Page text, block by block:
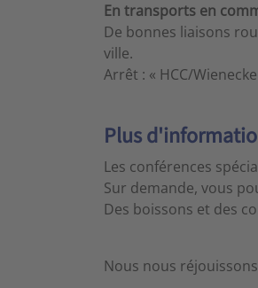
En transports en
De bonnes liaisons
ville.
Arrêt : « HCC/Wienecke
Plus
Les conférences
Sur demande, vous
Des boissons et des
Nous nous